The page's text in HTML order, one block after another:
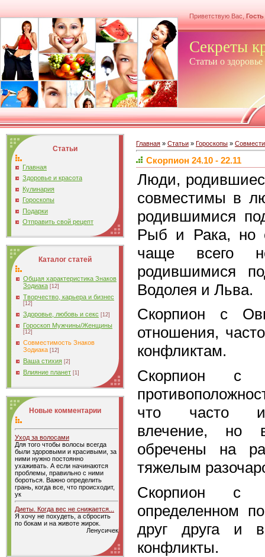
Приветствую Вас, Гость
Секреты
Статьи о здоровье
Статьи
Главная
Здоровье и красота
Кулинария
Гороскопы
Подарки
Отправить свой рецепт
Каталог статей
Общая характеристика Знаков
Зодиака [12]
Творчество, карьера и бизнес
[12]
Здоровье, любовь и секс [12]
Гороскоп Мужчины/Женщины
[12]
Совместимость Знаков
Зодиака [12]
Ваша стихия [2]
Влияние планет [1]
Новые комментарии
Уход за волосами
Для того чтобы волосы всегда
были здоровыми и красивыми, за
ними нужно постоянно
ухаживать. А если начинаются
проблемы, правильно с ними
бороться. Важно определить
грань, когда все, что происходит,
ук
Диеты. Когда вес не снижается...
Я хочу не похудеть, а сбросить
по бокам и на животе жирок.
Ленусичек
Главная » Статьи » Гороскопы »
Скорпион 24.10 - 22.11
Люди,
совместимы в
родившимися
Рыб и Рака, но
чаще всего
родившимися
Водолея и Льва.
Скорпион с
отношения,
конфликтам.
Скорпион с
что часто
влечение, но
обречены на
тяжелым
Скорпион с
определенном
друг друга и
конфликты.